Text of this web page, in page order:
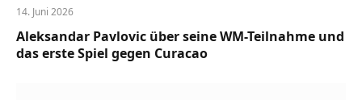
14. Juni 2026
Aleksandar Pavlovic über seine WM-Teilnahme und
das erste Spiel gegen Curacao